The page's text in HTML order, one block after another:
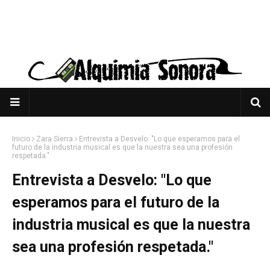
Inicio Zara Sierra
Entrevista a Desvelo: "Lo que esperamos para el
futuro de la industria musical es que la nuestra sea una profesión
respetada."
Entrevista a Desvelo: "Lo que
esperamos para el futuro de la
industria musical es que la nuestra
sea una profesión respetada."